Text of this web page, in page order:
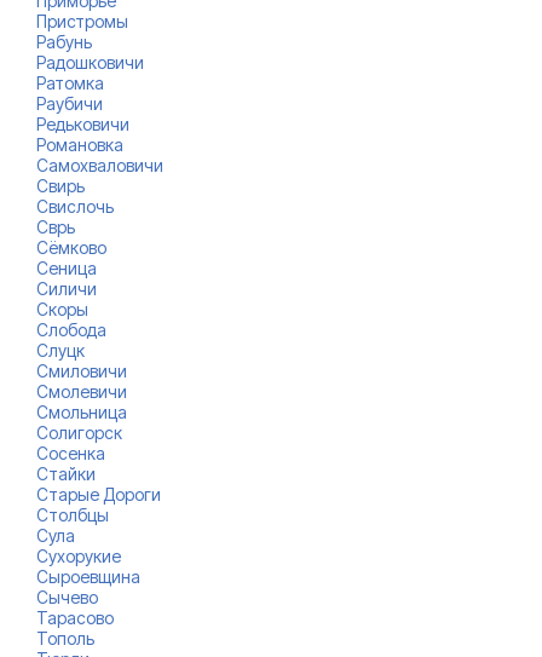
Пристромы
Рабунь
Радошковичи
Ратомка
Раубичи
Редьковичи
Романовка
Самохваловичи
Свирь
Свислочь
Сврь
Сёмково
Сеница
Силичи
Скоры
Слобода
Слуцк
Смиловичи
Смолевичи
Смольница
Солигорск
Сосенка
Стайки
Старые Дороги
Столбцы
Сула
Сухорукие
Сыроевщина
Сычево
Тарасово
Тополь